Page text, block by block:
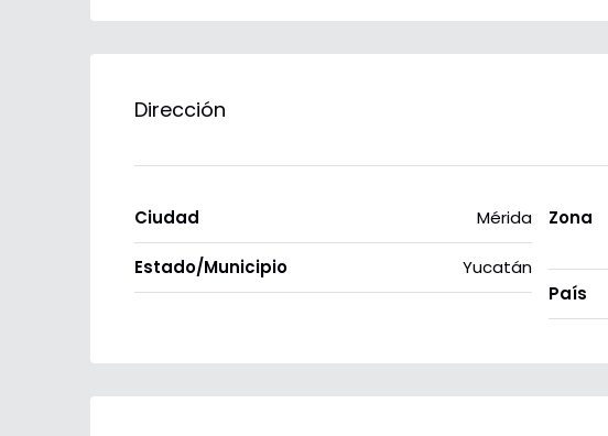
Dirección
Ciudad Mérida
Estado/Municipio Yucatán
Zona
País